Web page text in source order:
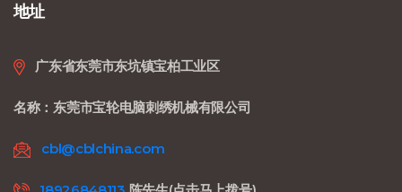
地址
广东省东莞市东坑镇宝柏工业区
名称：东莞市宝轮电脑刺绣机械有限公司
cbl@cblchina.com